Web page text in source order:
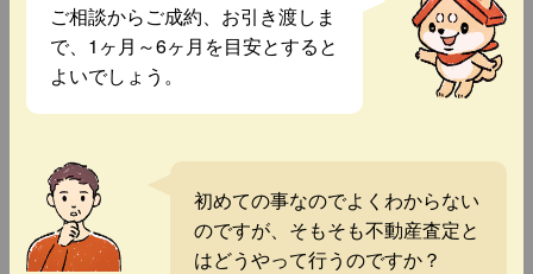
ご相談からご成約、お引き渡しま
で、1ヶ月～6ヶ月を目安とすると
よいでしょう。
初めての事なのでよくわからない
のですが、そもそも不動産査定と
はどうやって行うのですか？